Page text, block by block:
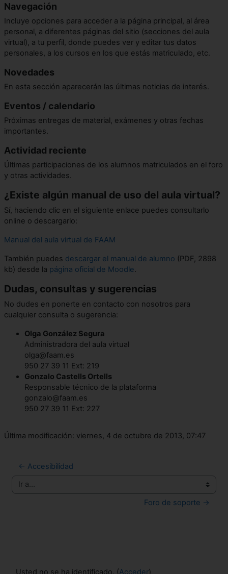
Navegación
Incluye opciones para acceder a la página principal, al área
personal, a diferentes páginas del sitio (secciones del aula
virtual), a tu perfil, donde puedes ver y editar tus datos
personales, a los cursos en los que estás matriculado, etc.
Novedades
En esta sección aparecerán las últimas noticias de interés.
Eventos / calendario
Próximas entregas de material, exámenes y otras fechas
importantes.
Actividad reciente
Últimas participaciones de los alumnos matriculados en el foro
y otras actividades.
¿Existe algún manual de uso del aula virtual?
Sí, haciendo clic en el siguiente enlace puedes consultarlo
online o descargarlo:
Manual del aula virtual de FAAM
También puedes descargar el manual de alumno (PDF, 2898
kb) desde la página oficial de Moodle.
Dudas, consultas y sugerencias
No dudes en ponerte en contacto con nosotros para
cualquier consulta o sugerencia:
Olga González Segura
Administradora del aula virtual
olga@faam.es
950 27 39 11 Ext: 219
Gonzalo Castells Ortells
Responsable técnico de la plataforma
gonzalo@faam.es
950 27 39 11 Ext: 227
Última modificación: viernes, 4 de octubre de 2013, 07:47
← Accesibilidad
Ir a...
Foro de soporte →
Usted no se ha identificado. (Acceder)